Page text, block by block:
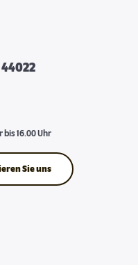
bis 16.00 Uhr
Sie uns